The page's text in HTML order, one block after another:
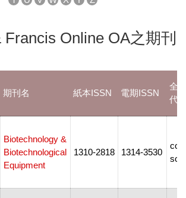
Francis Online OA之期刊
期刊名 紙本ISSN 電期ISSN
全
代
Biotechnology &
Biotechnological
Equipment
1310-2818 1314-3530